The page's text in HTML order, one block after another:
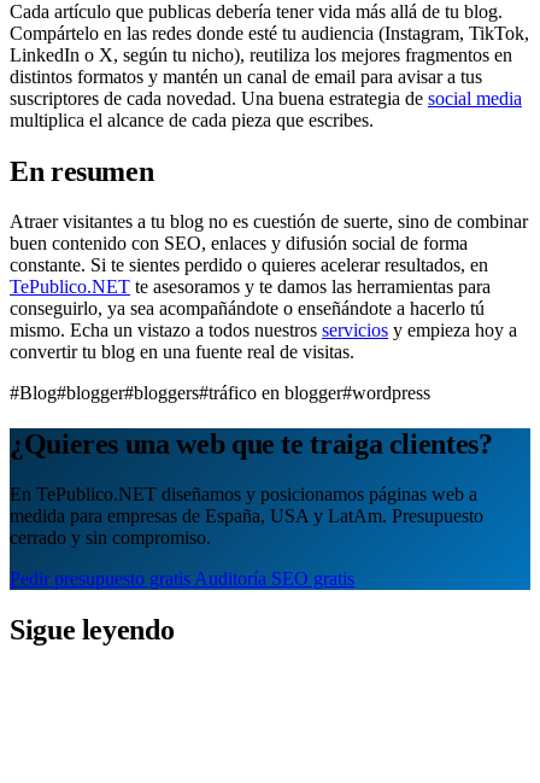
Cada artículo que publicas debería tener vida más allá de tu blog.
Compártelo en las redes donde esté tu audiencia (Instagram, TikTok,
LinkedIn o X, según tu nicho), reutiliza los mejores fragmentos en
distintos formatos y mantén un canal de email para avisar a tus
suscriptores de cada novedad. Una buena estrategia de social media
multiplica el alcance de cada pieza que escribes.
En resumen
Atraer visitantes a tu blog no es cuestión de suerte, sino de combinar
buen contenido con SEO, enlaces y difusión social de forma
constante. Si te sientes perdido o quieres acelerar resultados, en
TePublico.NET te asesoramos y te damos las herramientas para
conseguirlo, ya sea acompañándote o enseñándote a hacerlo tú
mismo. Echa un vistazo a todos nuestros servicios y empieza hoy a
convertir tu blog en una fuente real de visitas.
#Blog#blogger#bloggers#tráfico en blogger#wordpress
¿Quieres una web que te traiga clientes?
En TePublico.NET diseñamos y posicionamos páginas web a
medida para empresas de España, USA y LatAm. Presupuesto
cerrado y sin compromiso.
Pedir presupuesto gratis Auditoría SEO gratis
Sigue leyendo